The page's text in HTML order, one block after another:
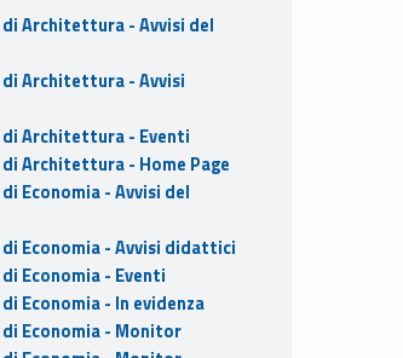
Architettura - Avvisi del
Architettura - Avvisi
Architettura - Eventi
Architettura - Home Page
Economia - Avvisi del
Economia - Avvisi didattici
Economia - Eventi
Economia - In evidenza
Economia - Monitor